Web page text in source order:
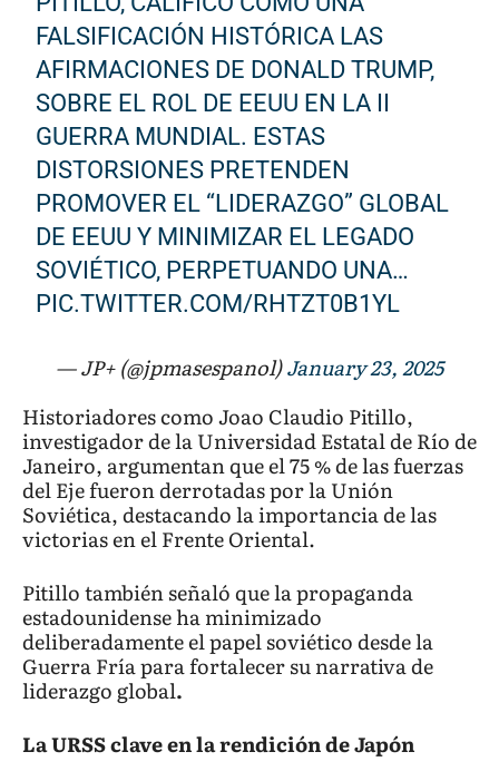
FALSIFICACIÓN HISTÓRICA LAS
AFIRMACIONES DE DONALD TRUMP,
SOBRE EL ROL DE EEUU EN LA II
GUERRA MUNDIAL. ESTAS
DISTORSIONES PRETENDEN
PROMOVER EL “LIDERAZGO” GLOBAL
DE EEUU Y MINIMIZAR EL LEGADO
SOVIÉTICO, PERPETUANDO UNA…
PIC.TWITTER.COM/RHTZT0B1YL
— JP+ (@jpmasespanol)January 23, 2025
Historiadores como Joao Claudio Pitillo,
investigador de la Universidad Estatal de Río de
Janeiro, argumentan que el 75 % de las fuerzas
del Eje fueron derrotadas por la Unión
Soviética, destacando la importancia de las
victorias en el Frente Oriental.
Pitillo también señaló que la propaganda
estadounidense ha minimizado
deliberadamente el papel soviético desde la
Guerra Fría para fortalecer su narrativa de
liderazgo global.
La URSS clave en la rendición de Japón